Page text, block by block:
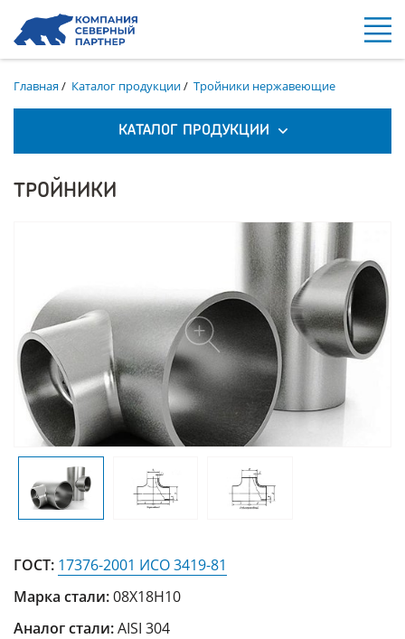
Главная/ Каталог продукции/ Тройники нержавеющие
КАТАЛОГ ПРОДУКЦИИ
ТРОЙНИКИ
ГОСТ: 17376-2001 ИСО 3419-81
Марка стали:08Х18Н10
Аналог стали:AISI 304